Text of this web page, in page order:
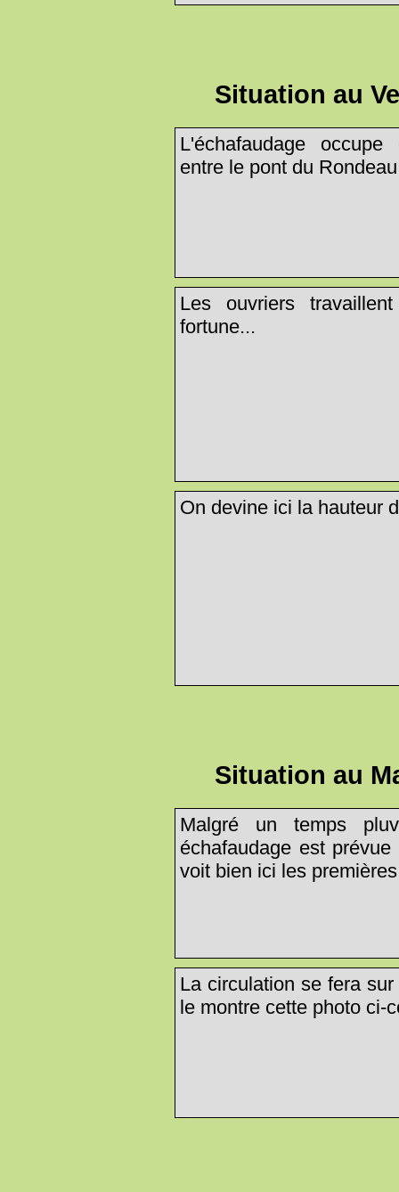
Situation au
L'échafaudage
entre le pont du
Les ouvriers
fortune...
On devine ici la hauteur
Situation au
Malgré un temps
échafaudage est
voit bien ici les
La circulation se fera
le montre cette photo ci-